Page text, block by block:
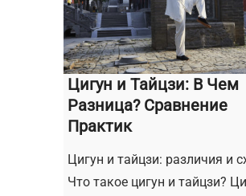
Цигун и Тайцзи: В Чем
Разница? Сравнение
Практик
Цигун и тайцзи: различия и
Что такое цигун и тайцзи?